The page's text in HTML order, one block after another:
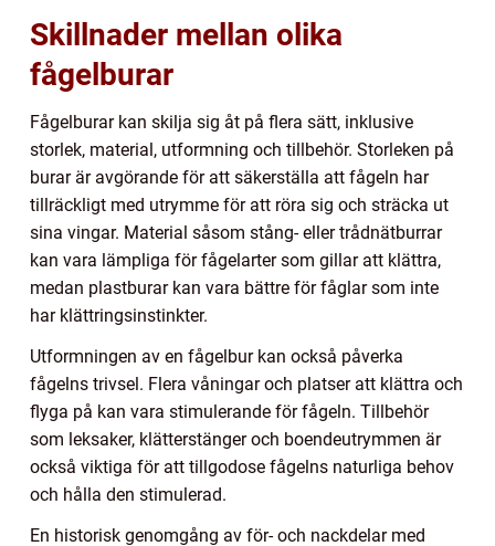
Skillnader mellan olika
fågelburar
Fågelburar kan skilja sig åt på flera sätt, inklusive
storlek, material, utformning och tillbehör. Storleken på
burar är avgörande för att säkerställa att fågeln har
tillräckligt med utrymme för att röra sig och sträcka ut
sina vingar. Material såsom stång- eller trådnätburrar
kan vara lämpliga för fågelarter som gillar att klättra,
medan plastburar kan vara bättre för fåglar som inte
har klättringsinstinkter.
Utformningen av en fågelbur kan också påverka
fågelns trivsel. Flera våningar och platser att klättra och
flyga på kan vara stimulerande för fågeln. Tillbehör
som leksaker, klätterstänger och boendeutrymmen är
också viktiga för att tillgodose fågelns naturliga behov
och hålla den stimulerad.
En historisk genomgång av för- och nackdelar med